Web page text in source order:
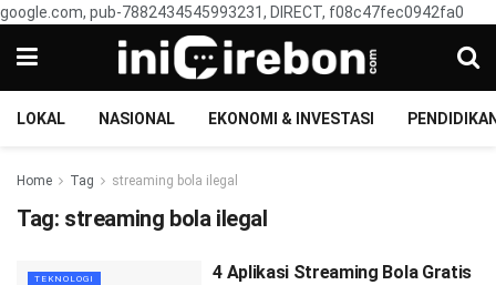
google.com, pub-7882434545993231, DIRECT, f08c47fec0942fa0
LOKAL NASIONAL EKONOMI & INVESTASI
Home Tag streaming bola ilegal
Tag: streaming bola ilegal
TEKNOLOGI
4 Aplikasi Streaming Bola Gratis